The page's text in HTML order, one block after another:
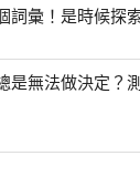
詞彙！是時候探
是無法做決定？